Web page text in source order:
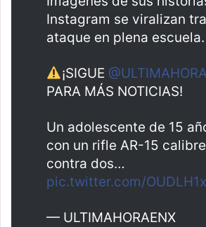
Instagram se viralizan
ataque en plena escuela.
¡SIGUE
PARA MÁS NOTICIAS!
Un adolescente de 15
con un rifle AR-15
contra dos…
pic.twitter.com/
— ULTIMAHORAENX